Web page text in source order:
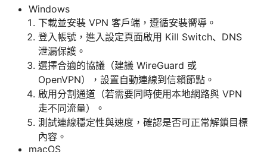
Windows
下載並安裝 VPN 客戶端，遵循安裝嚮導。
登入帳號，進入設定頁面啟用 Kill Switch、DNS
泄漏保護。
選擇合適的協議（建議 WireGuard 或
OpenVPN），設置自動連線到信賴節點。
啟用分割通道（若需要同時使用本地網路與 VPN
走不同流量）。
測試連線穩定性與速度，確認是否可正常解鎖目標
內容。
macOS